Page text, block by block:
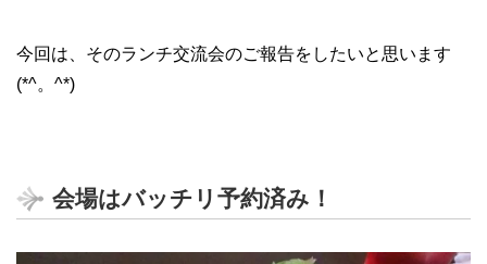
今回は、そのランチ交流会のご報告をしたいと思います
(*^。^*)
会場はバッチリ予約済み！